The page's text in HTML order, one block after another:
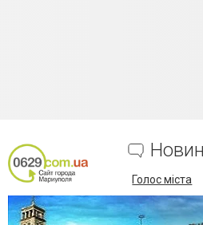
Голос міста